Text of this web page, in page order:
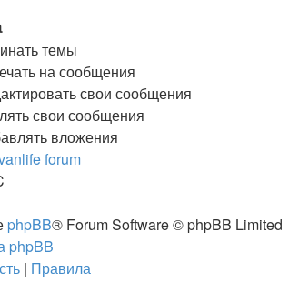
темы
на сообщения
свои сообщения
свои сообщения
вложения
forum
phpBB® Forum Software © phpBB Limited
phpBB
| Правила